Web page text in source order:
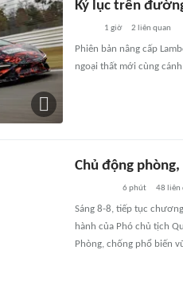
Kỷ lục trên
1 giờ 2 liên quan
Phiên bản nâng cấp
ngoại thất mới cùng
Chủ động
6 phút 48 liên
Sáng 8-8, tiếp tục
hành của Phó chủ tịch
Phòng, chống phổ biến